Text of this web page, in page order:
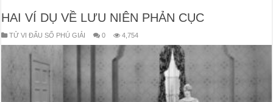
HAI VÍ DỤ VỀ LƯU NIÊN PHẢN CỤC
TỬ VI ĐẨU SỐ PHÚ GIẢI 0 4,754